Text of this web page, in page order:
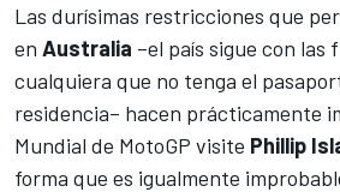
Las durísimas restricciones que
en Australia –el país sigue con
cualquiera que no tenga el
residencia– hacen prácticamente
Mundial de MotoGP visite Phillip
forma que es igualmente